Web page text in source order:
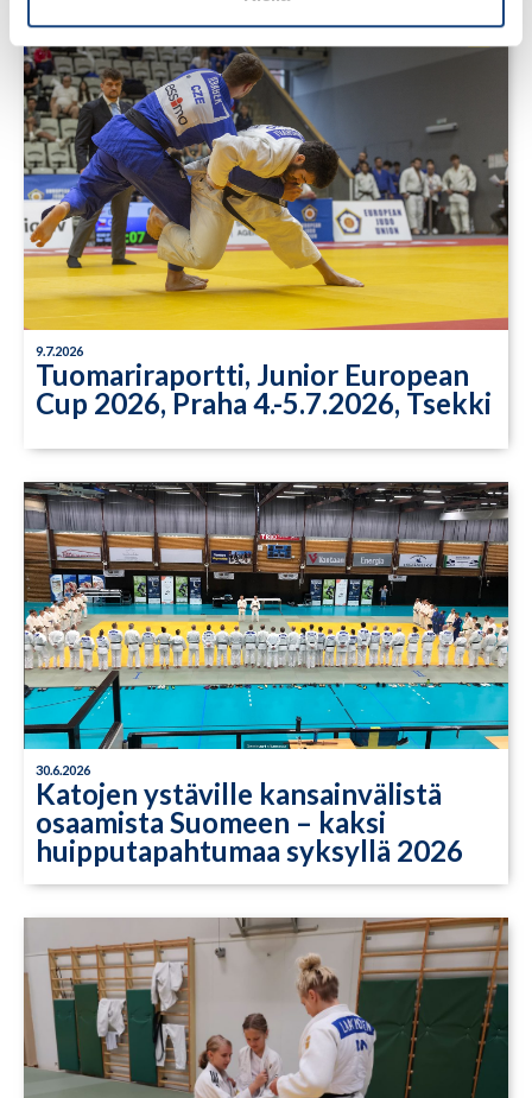
9.7.2026
Tuomariraportti, Junior European
Cup 2026, Praha 4.-5.7.2026, Tsekki
30.6.2026
Katojen ystäville kansainvälistä
osaamista Suomeen – kaksi
huipputapahtumaa syksyllä 2026